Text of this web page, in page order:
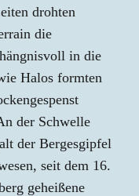
drohten
die
in die
Halos formten
der Schwelle
der Bergesgipfel
seit dem 16.
geheißene